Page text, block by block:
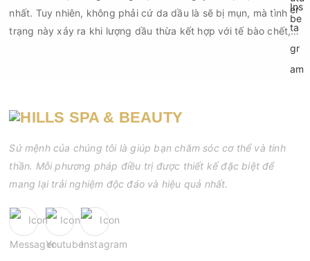
nhất. Tuy nhiên, không phải cứ da dầu là sẽ bị mụn, mà tình
trạng này xảy ra khi lượng dầu thừa kết hợp với tế bào chết,
bụi bẩn và vi khuẩn gây bít tắc lỗ chân lông. Nếu không được
Sứ mệnh của chúng tôi là giúp bạn chăm sóc cơ thể và tinh
thần. Mỗi phương pháp điều trị được thiết kế đặc biệt để
mang lại trải nghiệm độc đáo và hiệu quả nhất.